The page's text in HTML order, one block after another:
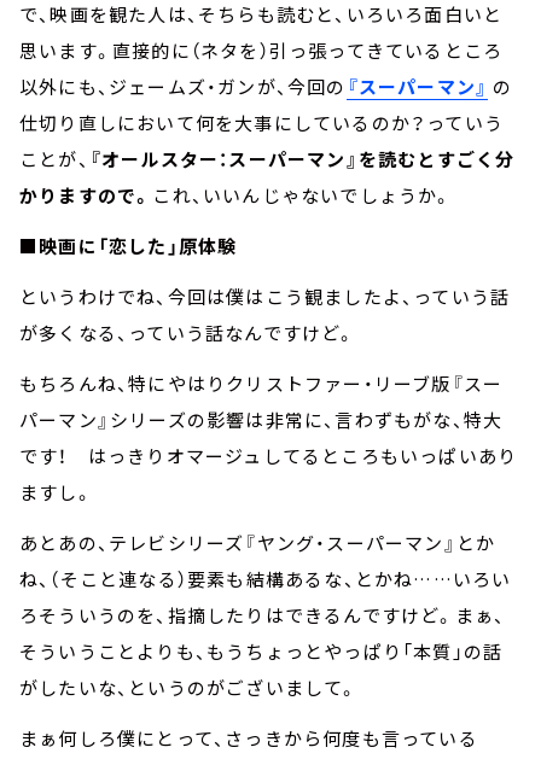
で、映画を観た人は、そちらも読むと、いろいろ面白いと
思います。直接的に（ネタを）引っ張ってきているところ
以外にも、ジェームズ・ガンが、今回の 『スーパーマン』 の
仕切り直しにおいて何を大事にしているのか？っていう
ことが、 『オールスター：スーパーマン』を読むとすごく分
かりますので。 これ、いいんじゃないでしょうか。
■映画に「恋した」原体験
というわけでね、今回は僕はこう観ましたよ、っていう話
が多くなる、っていう話なんですけど。
もちろんね、特にやはりクリストファー・リーブ版『スー
パーマン』シリーズの影響は非常に、言わずもがな、特大
です！ はっきりオマージュしてるところもいっぱいあり
ますし。
あとあの、テレビシリーズ『ヤング・スーパーマン』とか
ね、（そこと連なる）要素も結構あるな、とかね……いろい
ろそういうのを、指摘したりはできるんですけど。まぁ、
そういうことよりも、もうちょっとやっぱり「本質」の話
がしたいな、というのがございまして。
まぁ何しろ僕にとって、さっきから何度も言っている